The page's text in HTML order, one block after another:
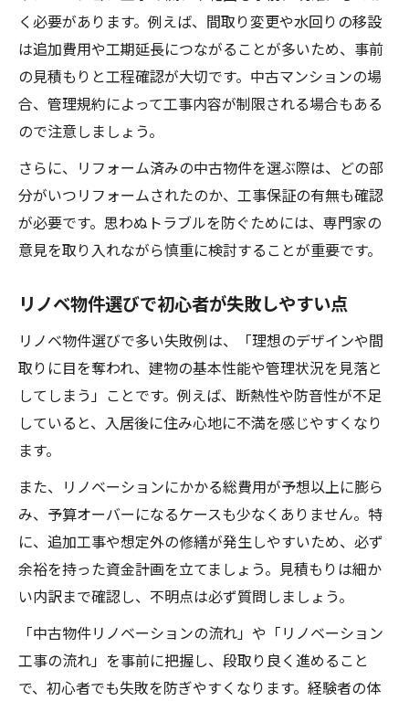
く必要があります。例えば、間取り変更や水回りの移設
は追加費用や工期延長につながることが多いため、事前
の見積もりと工程確認が大切です。中古マンションの場
合、管理規約によって工事内容が制限される場合もある
ので注意しましょう。
さらに、リフォーム済みの中古物件を選ぶ際は、どの部
分がいつリフォームされたのか、工事保証の有無も確認
が必要です。思わぬトラブルを防ぐためには、専門家の
意見を取り入れながら慎重に検討することが重要です。
リノベ物件選びで初心者が失敗しやすい点
リノベ物件選びで多い失敗例は、「理想のデザインや間
取りに目を奪われ、建物の基本性能や管理状況を見落と
してしまう」ことです。例えば、断熱性や防音性が不足
していると、入居後に住み心地に不満を感じやすくなり
ます。
また、リノベーションにかかる総費用が予想以上に膨ら
み、予算オーバーになるケースも少なくありません。特
に、追加工事や想定外の修繕が発生しやすいため、必ず
余裕を持った資金計画を立てましょう。見積もりは細か
い内訳まで確認し、不明点は必ず質問しましょう。
「中古物件リノベーションの流れ」や「リノベーション
工事の流れ」を事前に把握し、段取り良く進めること
で、初心者でも失敗を防ぎやすくなります。経験者の体